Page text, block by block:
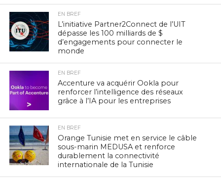
EN BREF
L’initiative Partner2Connect de l’UIT
dépasse les 100 milliards de $
d’engagements pour connecter le
monde
EN BREF
Accenture va acquérir Ookla pour
renforcer l’intelligence des réseaux
grâce à l’IA pour les entreprises
EN BREF
Orange Tunisie met en service le câble
sous-marin MEDUSA et renforce
durablement la connectivité
internationale de la Tunisie